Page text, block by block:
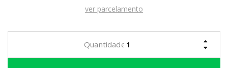
ver parcelamento